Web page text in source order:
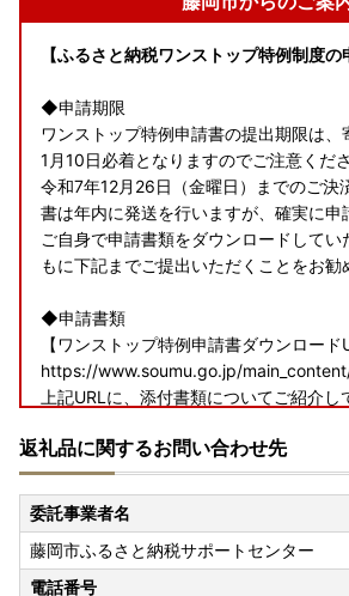
【ふるさと納税ワンストップ特例制度の
◆申請期限
ワンストップ特例申請書の提出期限は、
1月10日必着となりますのでご注意くださ
令和7年12月26日（金曜日）までのご決
書は年内に発送を行いますが、確実に申
ご自身で申請書類をダウンロードしてい
もに下記までご提出いただくことをお勧
◆申請書類
【ワンストップ特例申請書ダウンロード
https://www.soumu.go.jp/
上記URLに、添付書類についてご紹介し
(外部サイトへ遷移します。個人情報の保
の方針に従います。)
◆送付先
〒143-8691
日本郵便株式会社大森郵便局私書箱第61
返礼品に関するお問い合わせ先
委託事業者名
藤岡市ふるさと納税サポートセンター
電話番号